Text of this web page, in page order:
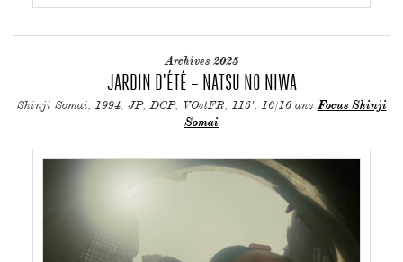
Archives 2025
JARDIN D'ÉTÉ – NATSU NO NIWA
Shinji Somai, 1994, JP, DCP, VOstFR, 113', 16/16 ans Focus Shinji
Somai